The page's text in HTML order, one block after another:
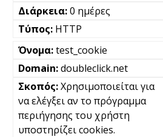
0 ημέρες
HTTP
test_cookie
doubleclick.net
Χρησιμοποιείται για
να ελέγξει αν το πρόγραμμα
περιήγησης του χρήστη
υποστηρίζει cookies.